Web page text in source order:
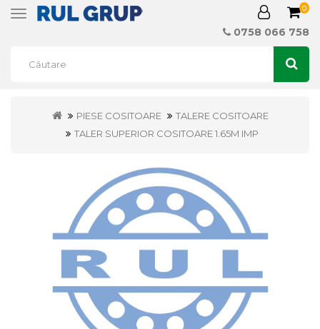
Toggle
0
0758 066 758
PIESE COSITOARE
TALERE COSITOARE
TALER SUPERIOR COSITOARE 1.65M IMP